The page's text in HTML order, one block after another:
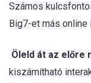
Számos
Big7-et más
Öleld át az előre
kiszámítható